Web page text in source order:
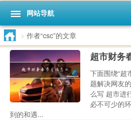
网站导航
> 作者“csc”的文章
超市财务
下面围绕“超
题解决网友
么写 超市进
必不可少的
到的和遇...